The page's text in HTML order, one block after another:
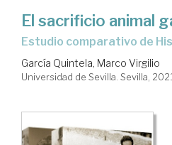
El sacrificio animal
estudio comparativo de
García Quintela, Marco Virgilio
Universidad de Sevilla. Sevilla,